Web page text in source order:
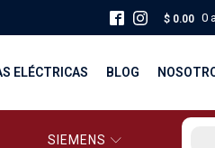
$0.00 0
Y FUERZA
ELÉCTRICAS BLOG
SIEMENS